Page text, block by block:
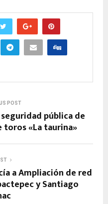
POST
pública de
toros «La taurina»
a Ampliación de red
y Santiago